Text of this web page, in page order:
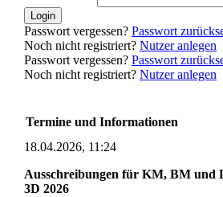
Login
Passwort vergessen? Passwort
Noch nicht registriert? Nutzer anlegen
Passwort vergessen? Passwort
Noch nicht registriert? Nutzer anlegen
Termine und Informationen
18.04.2026, 11:24
Ausschreibungen für KM, BM und
3D 2026